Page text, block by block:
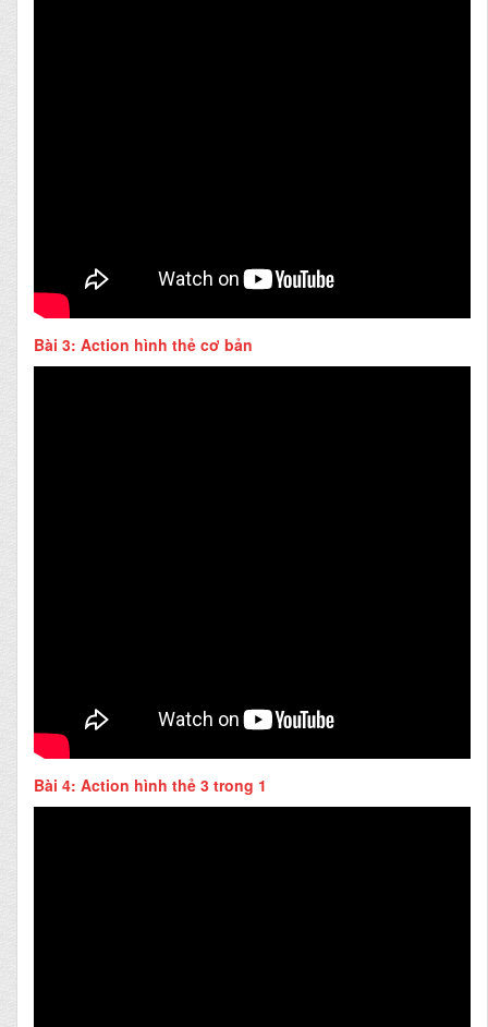
Bài 3: Action hình thẻ cơ bản
Bài 4: Action hình thẻ 3 trong 1